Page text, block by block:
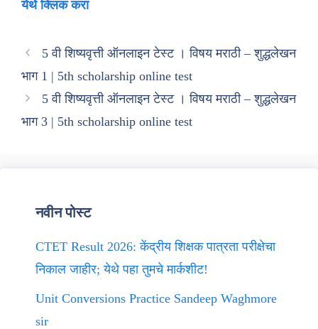
येथे क्लिक करा
5 वी शिष्यवृत्ती ऑनलाइन टेस्ट । विषय मराठी – शुद्धलेखन
भाग 1 | 5th scholarship online test
5 वी शिष्यवृत्ती ऑनलाइन टेस्ट । विषय मराठी – शुद्धलेखन
भाग 3 | 5th scholarship online test
नवीन पोस्ट
CTET Result 2026: केंद्रीय शिक्षक पात्रता परीक्षेचा
निकाल जाहीर; येथे पहा तुमचे मार्कशीट!
Unit Conversions Practice Sandeep Waghmore
sir